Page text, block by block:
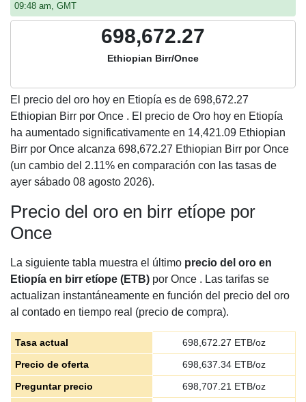
09:48 am, GMT
698,672.27
Ethiopian Birr/Once
El precio del oro hoy en Etiopía es de 698,672.27
Ethiopian Birr por Once . El precio de Oro hoy en Etiopía
ha aumentado significativamente en 14,421.09 Ethiopian
Birr por Once alcanza 698,672.27 Ethiopian Birr por Once
(un cambio del 2.11% en comparación con las tasas de
ayer sábado 08 agosto 2026).
Precio del oro en birr etíope por
Once
La siguiente tabla muestra el último precio del oro en
Etiopía en birr etíope (ETB) por Once . Las tarifas se
actualizan instantáneamente en función del precio del oro
al contado en tiempo real (precio de compra).
Tasa actual 698,672.27 ETB/oz
Precio de oferta
698,637.34 ETB/oz
Preguntar precio
698,707.21 ETB/oz